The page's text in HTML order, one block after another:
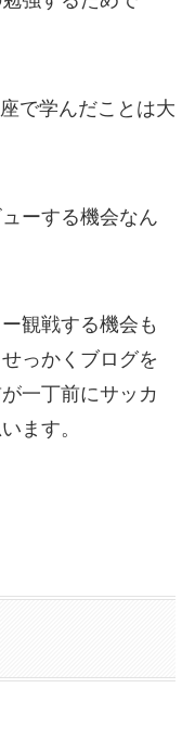
で学んだことは大
ーする機会なん
観戦する機会も
っかくブログを
一丁前にサッカ
ます。